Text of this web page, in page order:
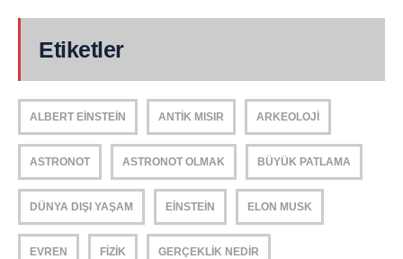
Etiketler
ALBERT EINSTEIN ANTIK MISIR ARKEOLOJI
ASTRONOT ASTRONOT OLMAK BÜYÜK PATLAMA
DÜNYA DIŞI YAŞAM EINSTEIN ELON MUSK
EVREN FIZIK GERÇEKLIK NEDIR